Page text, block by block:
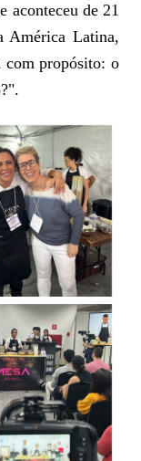
aconteceu de 21
América Latina,
com propósito: o